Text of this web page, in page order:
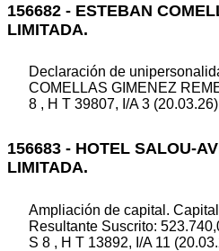
156682 - ESTEBAN
LIMITADA.
Declaración de
COMELLAS GIMENEZ
8 , H T 39807, I/A 3
156683 - HOTEL SALOU-
LIMITADA.
Ampliación de capital.
Resultante Suscrito:
S 8 , H T 13892, I/A 11